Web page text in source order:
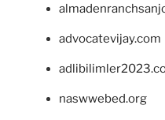
advocatevijay.com
naswwebed.org